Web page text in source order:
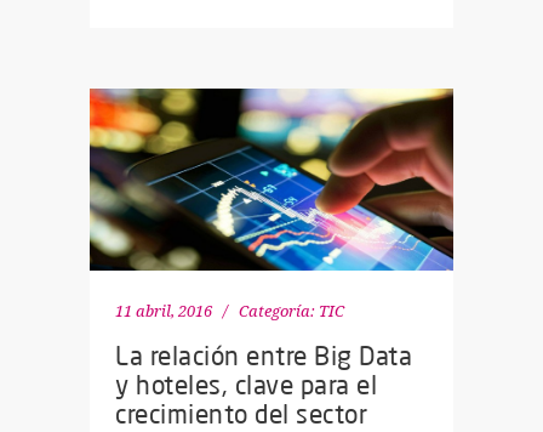
11 abril, 2016 Categoría: TIC
La relación entre Big Data
y hoteles, clave para el
crecimiento del sector